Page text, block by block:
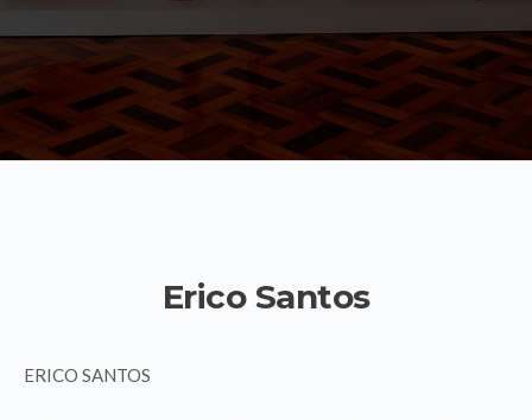
Erico Santos
ERICO SANTOS